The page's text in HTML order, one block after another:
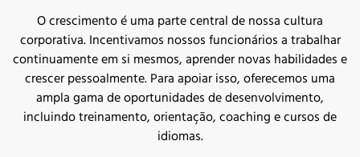
O crescimento é uma parte central de nossa cultura
corporativa. Incentivamos nossos funcionários a trabalhar
continuamente em si mesmos, aprender novas habilidades e
crescer pessoalmente. Para apoiar isso, oferecemos uma
ampla gama de oportunidades de desenvolvimento,
incluindo treinamento, orientação, coaching e cursos de
idiomas.